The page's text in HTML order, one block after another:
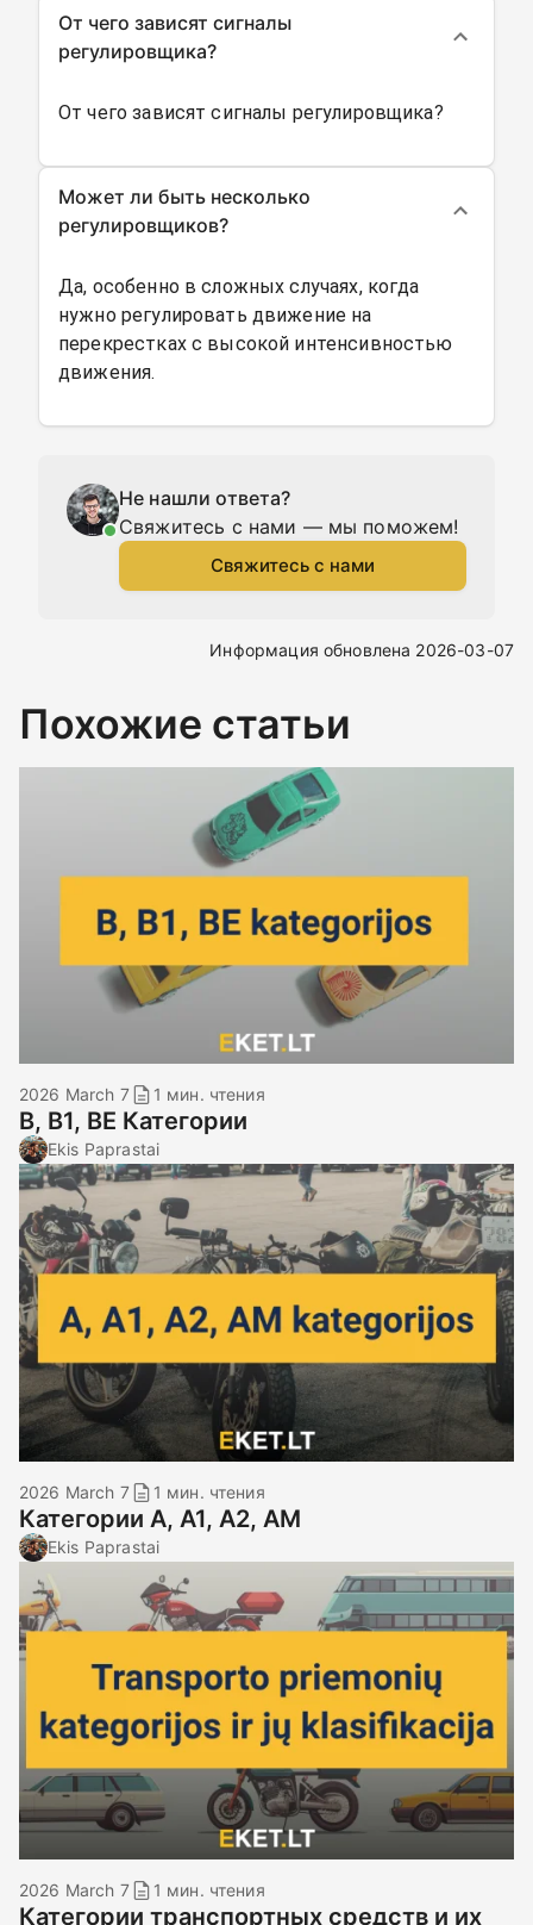
От чего зависят сигналы
регулировщика?
От чего зависят сигналы регулировщика?
Может ли быть несколько
регулировщиков?
Да, особенно в сложных случаях, когда
нужно регулировать движение на
перекрестках с высокой интенсивностью
движения.
Не нашли ответа?
Свяжитесь с нами — мы поможем!
Свяжитесь с нами
Информация обновлена 2026-03-07
Похожие статьи
2026 March 7 1 мин. чтения
B, B1, BE Категории
Ekis Paprastai
2026 March 7 1 мин. чтения
Категории А, А1, А2, АМ
Ekis Paprastai
2026 March 7 1 мин. чтения
Категории транспортных средств и их